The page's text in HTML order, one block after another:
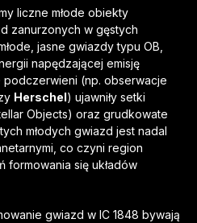
liczne młode obiekty
zanurzonych w gęstych
jasne gwiazdy typu OB,
napędzającej emisję
podczerwieni (np. obserwacje
Herschel) ujawniły setki
Objects) oraz grudkowate
młodych gwiazd jest nadal
co czyni region
formowania się układów
gwiazd w IC 1848 bywają